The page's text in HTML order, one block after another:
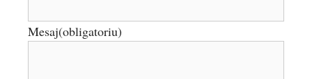
Mesaj(obligatoriu)